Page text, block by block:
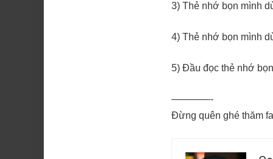
3) Thẻ nhớ bọn mình
4) Thẻ nhớ bọn mình
5) Đầu đọc thẻ nhớ
————-
Đừng quên ghé thăm